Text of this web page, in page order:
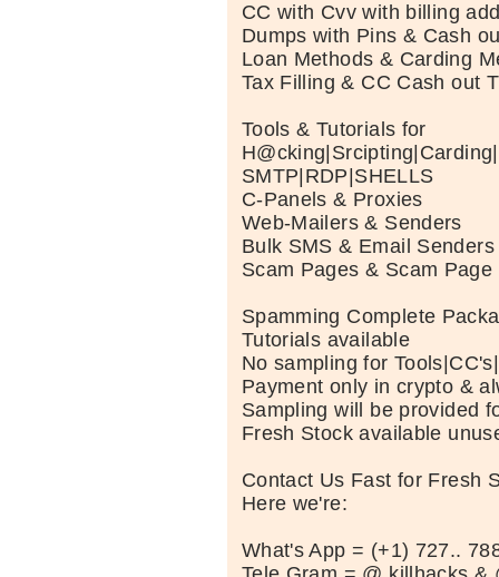
CC with Cvv with billing
Dumps with Pins & Cash
Loan Methods & Carding
Tax Filling & CC Cash out
Tools & Tutorials for
SMTP|RDP|SHELLS
C-Panels & Proxies
Web-Mailers & Senders
Bulk SMS & Email Senders
Scam Pages & Scam
Spamming Complete
Tutorials available
No sampling for
Payment only in crypto &
Sampling will be provided
Fresh Stock available
Contact Us Fast for Fresh
Here we're:
What's App = (+1) 727..